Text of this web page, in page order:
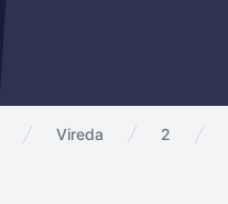
Vireda 2